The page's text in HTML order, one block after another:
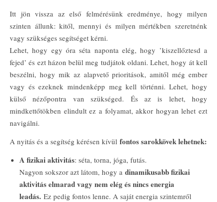
Itt jön vissza az első felmérésünk eredménye, hogy milyen
szinten állunk: kitől, mennyi és milyen mértékben szeretnénk
vagy szükséges segítséget kérni.
Lehet, hogy egy óra séta naponta elég, hogy ’kiszellőztesd a
fejed’ és ezt házon belül meg tudjátok oldani. Lehet, hogy át kell
beszélni, hogy mik az alapvető prioritások, amitől még ember
vagy és ezeknek mindenképp meg kell történni. Lehet, hogy
külső nézőpontra van szükséged. És az is lehet, hogy
mindkettőtökben elindult ez a folyamat, akkor hogyan lehet ezt
navigálni.
A nyitás és a segítség kérésen kívül fontos sarokkövek lehetnek:
A fizikai aktivitás: séta, torna, jóga, futás.
Nagyon sokszor azt látom, hogy a dinamikusabb fizikai
aktivitás elmarad vagy nem elég és nincs energia
leadás. Ez pedig fontos lenne. A saját energia szintemről